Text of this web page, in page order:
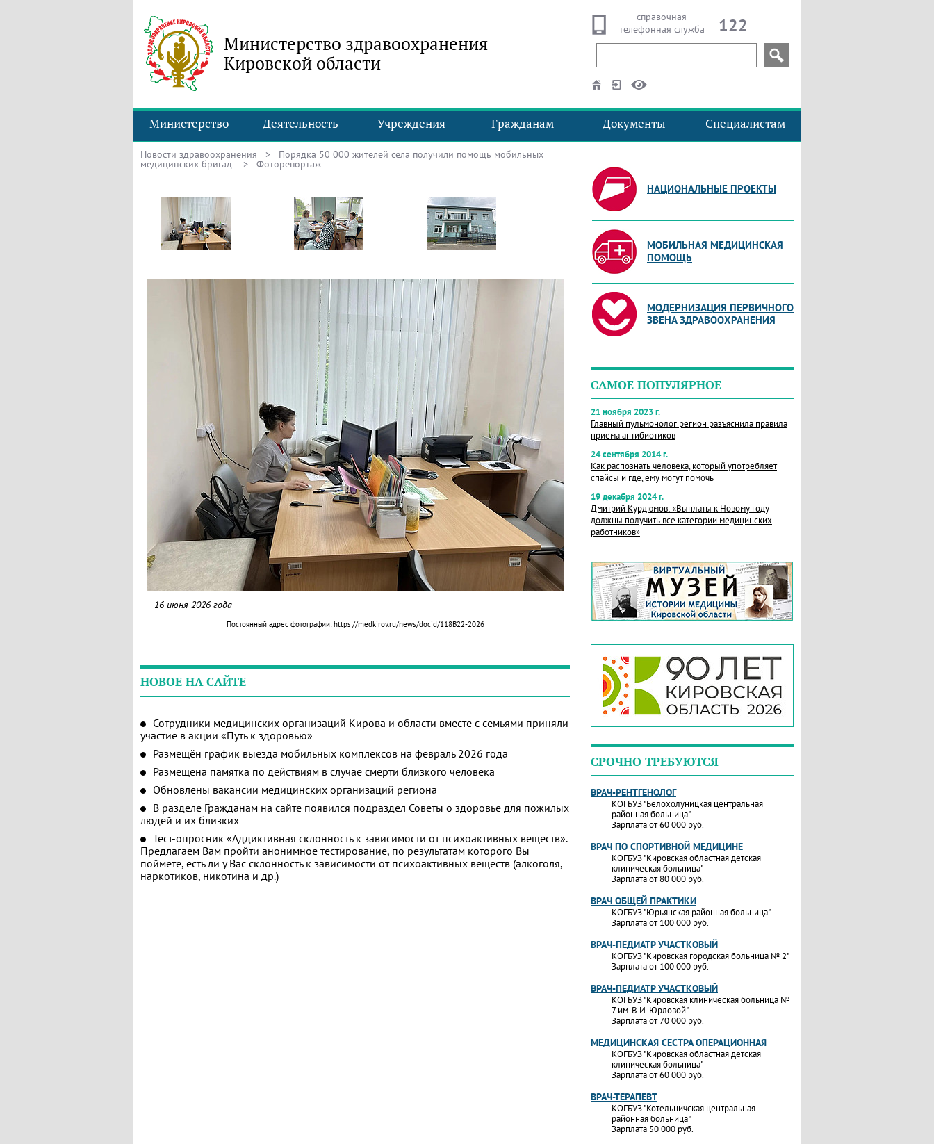
Министерство здравоохранения
Кировской области
справочная
телефонная служба
122
Министерство Деятельность Учреждения Гражданам Документы Специалистам
Новости здравоохранения > Порядка 50 000 жителей села получили помощь мобильных
медицинских бригад > Фоторепортаж
16 июня 2026 года
Постоянный адрес фотографии:https://medkirov.ru/news/docid/118B22-2026
НОВОЕ НА САЙТЕ
Сотрудники медицинских организаций Кирова и области вместе с семьями приняли
участие в акции «Путь к здоровью»
Размещён график выезда мобильных комплексов на февраль 2026 года
Размещена памятка по действиям в случае смерти близкого человека
Обновлены вакансии медицинских организаций региона
В разделе Гражданам на сайте появился подраздел Советы о здоровье для пожилых
людей и их близких
Тест-опросник «Аддиктивная склонность к зависимости от психоактивных веществ».
Предлагаем Вам пройти анонимное тестирование, по результатам которого Вы
поймете, есть ли у Вас склонность к зависимости от психоактивных веществ (алкоголя,
наркотиков, никотина и др.)
НАЦИОНАЛЬНЫЕ ПРОЕКТЫ
МОБИЛЬНАЯ МЕДИЦИНСКАЯ
ПОМОЩЬ
МОДЕРНИЗАЦИЯ ПЕРВИЧНОГО
ЗВЕНА ЗДРАВООХРАНЕНИЯ
САМОЕ ПОПУЛЯРНОЕ
21 ноября 2023 г.
Главный пульмонолог регион разъяснила правила
приема антибиотиков
24 сентября 2014 г.
Как распознать человека, который употребляет
спайсы и где, ему могут помочь
19 декабря 2024 г.
Дмитрий Курдюмов: «Выплаты к Новому году
должны получить все категории медицинских
работников»
СРОЧНО ТРЕБУЮТСЯ
ВРАЧ-РЕНТГЕНОЛОГ
КОГБУЗ "Белохолуницкая центральная
районная больница"
Зарплата от 60 000 руб.
ВРАЧ ПО СПОРТИВНОЙ МЕДИЦИНЕ
КОГБУЗ "Кировская областная детская
клиническая больница"
Зарплата от 80 000 руб.
ВРАЧ ОБЩЕЙ ПРАКТИКИ
КОГБУЗ "Юрьянская районная больница"
Зарплата от 100 000 руб.
ВРАЧ-ПЕДИАТР УЧАСТКОВЫЙ
КОГБУЗ "Кировская городская больница № 2"
Зарплата от 100 000 руб.
ВРАЧ-ПЕДИАТР УЧАСТКОВЫЙ
КОГБУЗ "Кировская клиническая больница №
7 им. В.И. Юрловой"
Зарплата от 70 000 руб.
МЕДИЦИНСКАЯ СЕСТРА ОПЕРАЦИОННАЯ
КОГБУЗ "Кировская областная детская
клиническая больница"
Зарплата от 60 000 руб.
ВРАЧ-ТЕРАПЕВТ
КОГБУЗ "Котельничская центральная
районная больница"
Зарплата 50 000 руб.